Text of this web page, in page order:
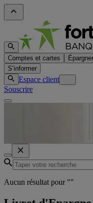
Comptes et cartes Épargner
S’informer
Espace client
Souscrire
Aucun résultat pour ""